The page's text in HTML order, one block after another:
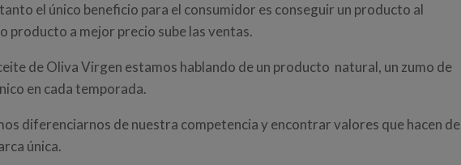
el único beneficio para el consumidor es conseguir un producto al
producto a mejor precio sube las ventas.
de Oliva Virgen estamos hablando de un producto natural, un zumo de
en cada temporada.
diferenciarnos de nuestra competencia y encontrar valores que hacen de
única.